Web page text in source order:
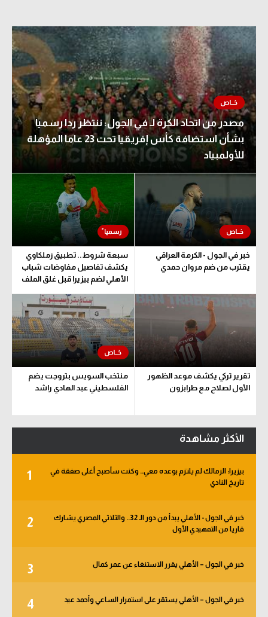
مصدر من اتحاد الكرة لـ في الجول: ننتظر ردا رسميا
بشأن استضافة كأس إفريقيا تحت 23 عاما المؤهلة
للأولمبياد
خبر في الجول - الكرمة العراقي
يقترب من ضم مروان حمدي
سبعة شروط.. تطبيق زملكاوي
يكشف تفاصيل مفاوضات شباب
الأهلي لضم بيزيرا قبل غلق الملف
تقرير تركي يكشف موعد الظهور
الأول لصلاح مع طرابزون
منتخب السويس بتروجت يضم
الفلسطيني عبد الهادي راشد
الأكثر مشاهدة
1
بيزيرا: الزمالك لم يلتزم بوعده معي.. وكنت سأصبح أغلى صفقة في
تاريخ النادي
2
خبر في الجول - الأهلي يبدأ من دور الـ 32.. والثلاثي المصري يشارك
قاريا من التمهيدي الأول
3 خبر في الجول – الأهلي يقرر الاستنغاء عن عمر كمال
4 خبر في الجول – الأهلي يستقر على استمرار الساعي وأحمد عيد